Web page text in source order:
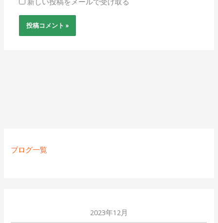
ブログ一覧
2023年12月